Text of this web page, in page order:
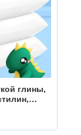
глины,
детского
глина,